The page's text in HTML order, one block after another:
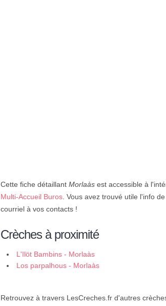
Cette fiche détaillant Morlaàs est accessible à
Multi-Accueil Buros . Vous avez trouvé utile l'info
courriel à vos contacts !
Crèches à proximité
L'Ilöt Bambins - Morlaàs
Los parpalhous - Morlaàs
Retrouvez à travers LesCreches.fr d'autres